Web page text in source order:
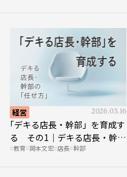
経営 2026.03.16
｢デキる店長・幹部」を育成す
る その1｜デキる店長・幹部
の「任せ方」
教育 岡本文宏 店長 幹部